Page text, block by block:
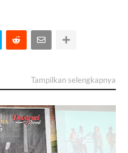
Tampilkan selengkapnya